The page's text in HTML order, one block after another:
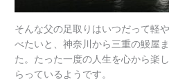
そんな父の足取りはいつだって軽
べたいと、神奈川から三重の鰻屋
た。たった一度の人生を心から楽
らっているようです。